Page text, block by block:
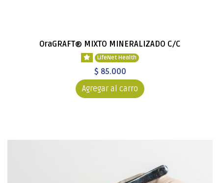
OraGRAFT® MIXTO MINERALIZADO C/C
LifeNet Health
$ 85.000
Agregar al carro